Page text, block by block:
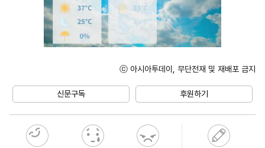
ⓒ 아시아투데이, 무단전재 및 재배포 금지
신문구독 후원하기